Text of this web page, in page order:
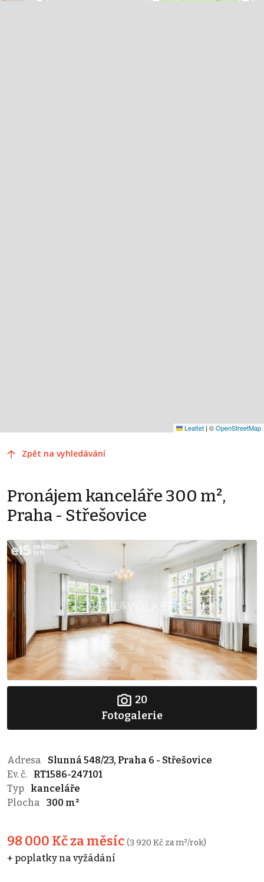
Leaflet | ©OpenStreetMap
Zpět na vyhledávání
Pronájem kanceláře 300 m²,
Praha - Střešovice
20
Fotogalerie
Adresa
Slunná 548/23, Praha 6 - Střešovice
Ev. č.
RT1586-247101
Typ
kanceláře
Plocha
300 m²
98 000 Kč za měsíc (3 920 Kč za m²/rok)
+ poplatky na vyžádání